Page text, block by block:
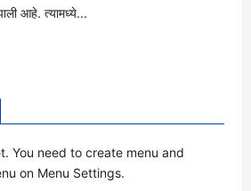
आहे. त्यामध्ये...
You need to create menu and
on Menu Settings.